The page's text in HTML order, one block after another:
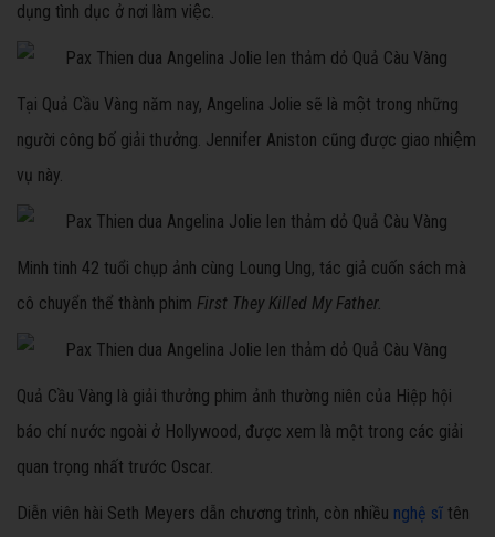
dụng tình dục ở nơi làm việc.
Tại Quả Cầu Vàng năm nay, Angelina Jolie sẽ là một trong những
người công bố giải thưởng. Jennifer Aniston cũng được giao nhiệm
vụ này.
Minh tinh 42 tuổi chụp ảnh cùng Loung Ung, tác giả cuốn sách mà
cô chuyển thể thành phim First They Killed My Father.
Quả Cầu Vàng là giải thưởng phim ảnh thường niên của Hiệp hội
báo chí nước ngoài ở Hollywood, được xem là một trong các giải
quan trọng nhất trước Oscar.
Diễn viên hài Seth Meyers dẫn chương trình, còn nhiều nghệ sĩ tên